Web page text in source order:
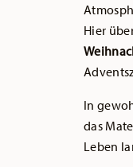
Hier
In
das
Leben